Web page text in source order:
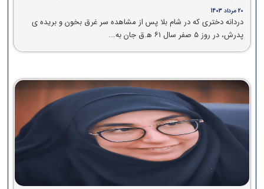
20 مرداد 1403
دردانه دختری که در شام بلا پس از مشاهده سر غرق بخون و بریده ی
پدرش، در روز ۵ صفر سال ۶۱ ه‍.ق جان به...